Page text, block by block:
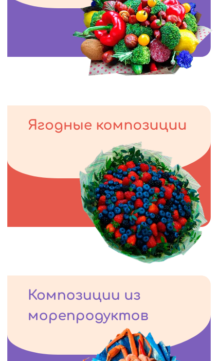
Ягодные композиции
Композиции из
морепродуктов